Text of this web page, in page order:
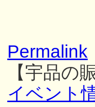
Permalink
【宇品の
イベント